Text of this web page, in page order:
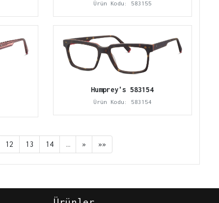
Ürün Kodu: 583155
Humprey's 583154
Ürün Kodu: 583154
12 13 14 … » »»